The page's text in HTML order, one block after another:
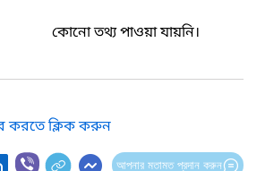
কোনো তথ্য পাওয়া যায়নি।
করতে ক্লিক করুন
আপনার মতামত প্রদান করুন